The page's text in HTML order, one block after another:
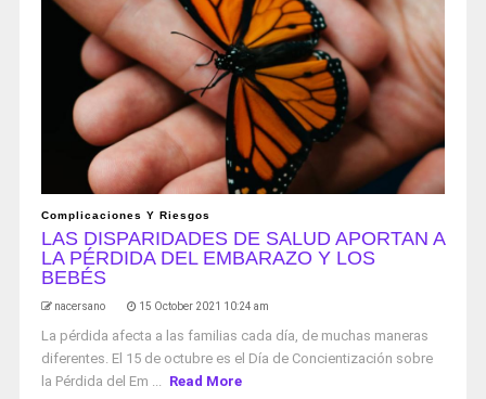
Complicaciones Y Riesgos
LAS DISPARIDADES DE SALUD APORTAN A
LA PÉRDIDA DEL EMBARAZO Y LOS
BEBÉS
nacersano 15 October 2021 10:24 am
La pérdida afecta a las familias cada día, de muchas maneras
diferentes. El 15 de octubre es el Día de Concientización sobre
la Pérdida del Em ... Read More